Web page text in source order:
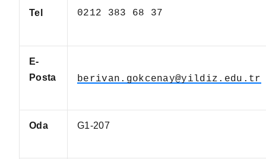
Tel 0212 383 68 37
E-
Posta
berivan.gokcenay@yildiz.edu.tr
Oda G1-207